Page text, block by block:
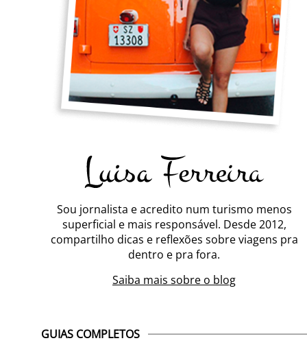
Sou jornalista e acredito num turismo menos
superficial e mais responsável. Desde 2012,
compartilho dicas e reflexões sobre viagens pra
dentro e pra fora.
Saiba mais sobre o blog
GUIAS COMPLETOS